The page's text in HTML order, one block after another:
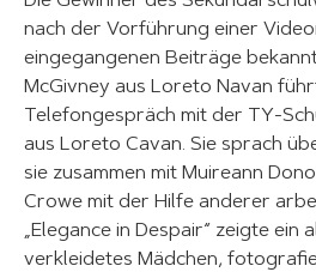
nach der Vorführung einer
eingegangenen Beiträge
McGivney aus Loreto Navan
Telefongespräch mit der TY-
aus Loreto Cavan. Sie sprach
sie zusammen mit Muireann
Crowe mit der Hilfe anderer
„Elegance in Despair“ zeigte ein
verkleidetes Mädchen,